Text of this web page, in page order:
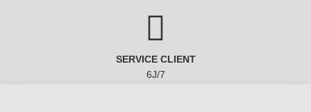
SERVICE CLIENT
6J/7